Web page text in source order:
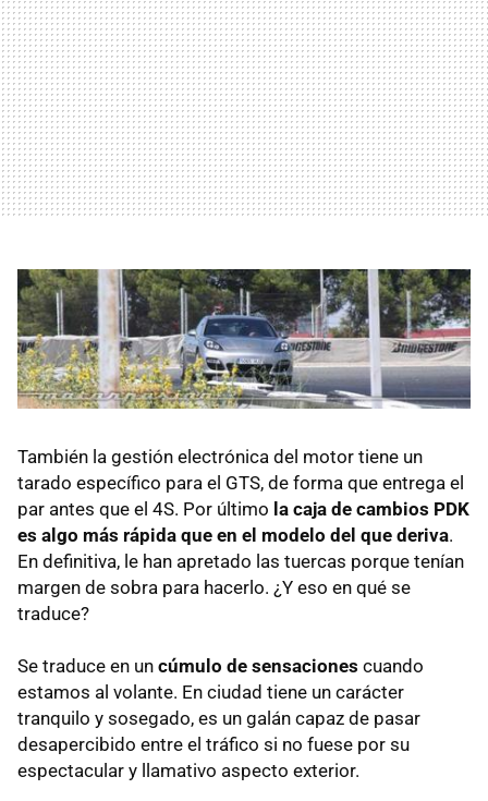
También la gestión electrónica del motor tiene un
tarado específico para el GTS, de forma que entrega el
par antes que el 4S. Por último la caja de cambios PDK
es algo más rápida que en el modelo del que deriva.
En definitiva, le han apretado las tuercas porque tenían
margen de sobra para hacerlo. ¿Y eso en qué se
traduce?
Se traduce en un cúmulo de sensaciones cuando
estamos al volante. En ciudad tiene un carácter
tranquilo y sosegado, es un galán capaz de pasar
desapercibido entre el tráfico si no fuese por su
espectacular y llamativo aspecto exterior.